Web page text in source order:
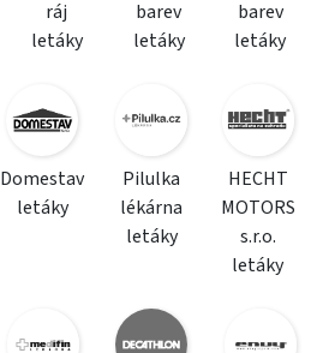
ráj
letáky
barev
letáky
barev
letáky
Domestav
letáky
Pilulka
lékárna
letáky
HECHT
MOTORS
s.r.o.
letáky